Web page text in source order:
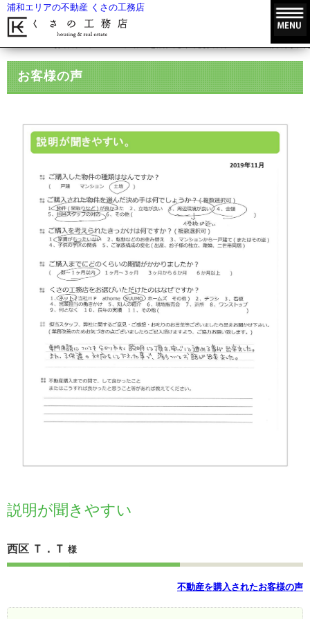
浦和エリアの不動産 くさの工務店
説明が聞
お客様の声
説明が聞きやすい
西区 Ｔ．Ｔ 様
不動産を購入されたお客様の声